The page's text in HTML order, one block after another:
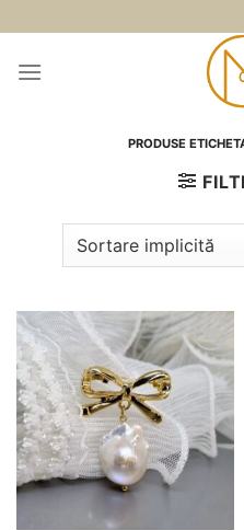
to
content
PRODUSE
Adauga
favorite